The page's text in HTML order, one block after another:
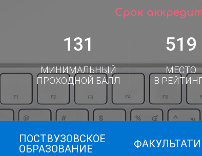
Срок
131
МИНИМАЛЬНЫЙ
ПРОХОДНОЙ БАЛЛ
519
МЕСТО
В
ПОСТВУЗОВСКОЕ
ОБРАЗОВАНИЕ